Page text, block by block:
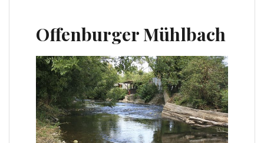
Offenburger Mühlbach